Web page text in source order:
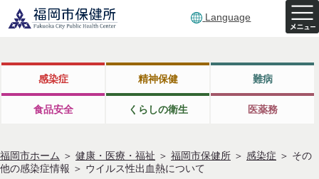
Language
感染症 精神保健 難病
食品安全 くらしの衛生 医薬務
福岡市ホーム ＞ 健康・医療・福祉 ＞ 福岡市保健所 ＞ 感染症 ＞ その
他の感染症情報 ＞ ウイルス性出血熱について